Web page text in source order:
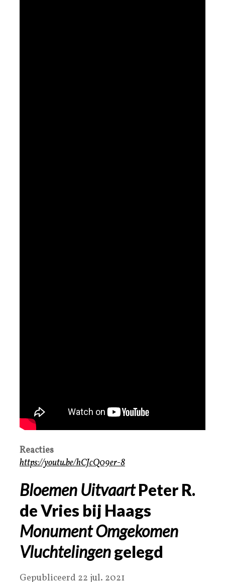
Reacties
https://youtu.be/hCJcQ09er-8
Bloemen UitvaartPeter R.
de Vries bij Haags
Monument Omgekomen
Vluchtelingengelegd
Gepubliceerd 22 jul. 2021